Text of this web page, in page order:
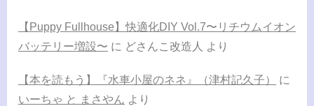
【Puppy Fullhouse】快適化DIY Vol.7〜リチウムイオン
バッテリー増設〜 に どさんこ改造人 より
【本を読もう】『水車小屋のネネ』（津村記久子）
に
いーちゃ と まさやん より